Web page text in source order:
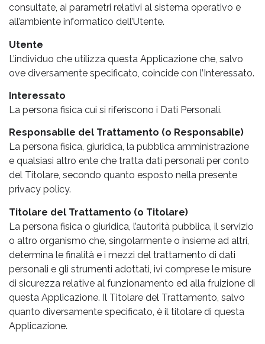
consultate, ai parametri relativi al sistema operativo e
all’ambiente informatico dell’Utente.
Utente
L’individuo che utilizza questa Applicazione che, salvo
ove diversamente specificato, coincide con l’Interessato.
Interessato
La persona fisica cui si riferiscono i Dati Personali.
Responsabile del Trattamento (o Responsabile)
La persona fisica, giuridica, la pubblica amministrazione
e qualsiasi altro ente che tratta dati personali per conto
del Titolare, secondo quanto esposto nella presente
privacy policy.
Titolare del Trattamento (o Titolare)
La persona fisica o giuridica, l’autorità pubblica, il servizio
o altro organismo che, singolarmente o insieme ad altri,
determina le finalità e i mezzi del trattamento di dati
personali e gli strumenti adottati, ivi comprese le misure
di sicurezza relative al funzionamento ed alla fruizione di
questa Applicazione. Il Titolare del Trattamento, salvo
quanto diversamente specificato, è il titolare di questa
Applicazione.